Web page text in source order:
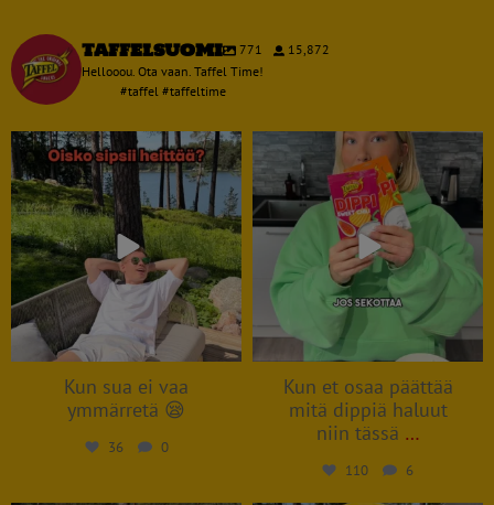
taffelsuomi 771
15,872
Hellooou. Ota vaan. Taffel Time!
#taffel #taffeltime
taffelsuomi
Aug 8
Kun sua ei vaa
ymmärretä 😪
36 0
taffelsuomi
Aug 6
Kun et osaa päättää
mitä dippiä haluut
niin tässä …
110 6